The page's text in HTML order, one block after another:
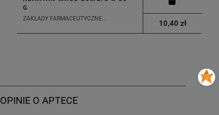
G
ZAKŁADY FARMACEUTYCZNE...
10,40 zł